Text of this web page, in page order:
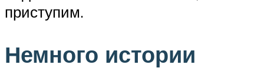
приступим.
Немного истории